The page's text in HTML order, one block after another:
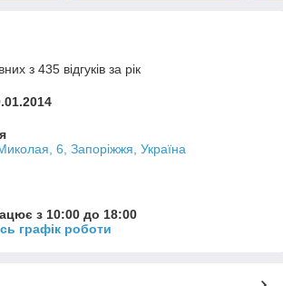
з 435 відгуків за рік
6, Запоріжжя, Україна
з 10:00 до 18:00
графік роботи